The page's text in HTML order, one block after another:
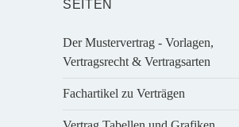
SEITEN
Der Mustervertrag - Vorlagen,
Vertragsrecht & Vertragsarten
Fachartikel zu Verträgen